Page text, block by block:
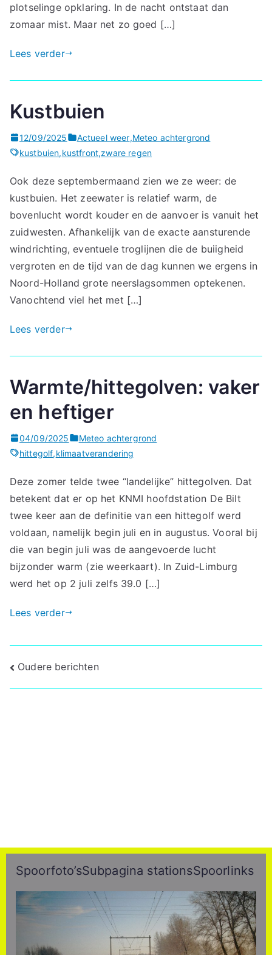
plotselinge opklaring. In de nacht ontstaat dan
zomaar mist. Maar net zo goed […]
Lees verder
Kustbuien
12/09/2025 Actueel weer,Meteo achtergrond
kustbuien,kustfront,zware regen
Ook deze septembermaand zien we ze weer: de
kustbuien. Het zeewater is relatief warm, de
bovenlucht wordt kouder en de aanvoer is vanuit het
zuidwesten. Afhankelijk van de exacte aansturende
windrichting, eventuele troglijnen die de buiigheid
vergroten en de tijd van de dag kunnen we ergens in
Noord-Holland grote neerslagsommen optekenen.
Vanochtend viel het met […]
Lees verder
Warmte/hittegolven: vaker
en heftiger
04/09/2025
Meteo achtergrond
hittegolf,klimaatverandering
Deze zomer telde twee “landelijke” hittegolven. Dat
betekent dat er op het KNMI hoofdstation De Bilt
twee keer aan de definitie van een hittegolf werd
voldaan, namelijk begin juli en in augustus. Vooral bij
die van begin juli was de aangevoerde lucht
bijzonder warm (zie weerkaart). In Zuid-Limburg
werd het op 2 juli zelfs 39.0 […]
Lees verder
Berichtennavigatie
Oudere berichten
Spoorfoto’sSubpagina stationsSpoorlinks